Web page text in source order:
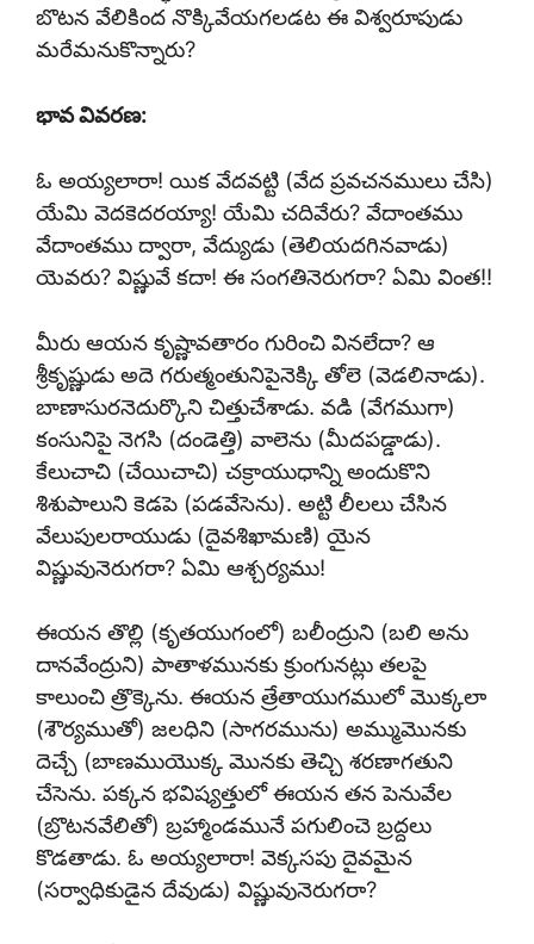
బొటన వేలికింద నొక్కివేయగలడట ఈ విశ్వరూపుడు
మరేమనుకొన్నారు?
భావ వివరణ:
ఓ అయ్యలారా! యిక వేదవట్టి (వేద ప్రవచనములు చేసి)
యేమి వెదకెదరయ్యా! యేమి చదివేరు? వేదాంతము
వేదాంతము ద్వారా, వేద్యుడు (తెలియదగినవాడు)
యెవరు? విష్ణువే కదా! ఈ సంగతినెరుగరా? ఏమి వింత!!
మీరు ఆయన కృష్ణావతారం గురించి వినలేదా? ఆ
శ్రీకృష్ణుడు అదె గరుత్మంతునిపైనెక్కి తోలె (వెడలినాడు).
బాణాసురనెదుర్కొని చిత్తుచేశాడు. వడి (వేగముగా)
కంసునిపై నెగసి (దండెత్తి) వాలెను (మీదపడ్డాడు).
కేలుచాచి (చేయిచాచి) చక్రాయుధాన్ని అందుకొని
శిశుపాలుని కెడపె (పడవేసెను). అట్టి లీలలు చేసిన
వేలుపులరాయుడు (దైవశిఖామణి) యైన
విష్ణువునెరుగరా? ఏమి ఆశ్చర్యము!
ఈయన తొల్లి (కృతయుగంలో) బలీంద్రుని (బలి అను
దానవేంద్రుని) పాతాళమునకు క్రుంగునట్లు తలపై
కాలుంచి త్రొక్కెను. ఈయన త్రేతాయుగములో మొక్కలా
(శౌర్యముతో) జలధిని (సాగరమును) అమ్ముమొనకు
దెచ్చే (బాణముయొక్క మొనకు తెచ్చి శరణాగతుని
చేసెను. పక్కన భవిష్యత్తులో ఈయన తన పెనువేల
(బ్రొటనవేలితో) బ్రహ్మాండమునే పగులించె బ్రద్దలు
కొడతాడు. ఓ అయ్యలారా! వెక్కసపు దైవమైన
(సర్వాధికుడైన దేవుడు) విష్ణువునెరుగరా?